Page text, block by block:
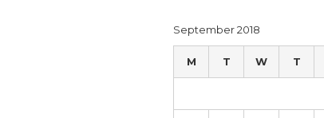
September 2018
M T W T